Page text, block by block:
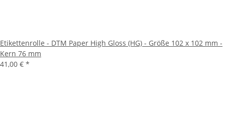
Etikettenrolle - DTM Paper High Gloss (HG) - Größe 102 x 102 mm -
Kern 76 mm
41,00 € *